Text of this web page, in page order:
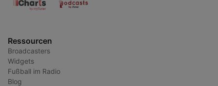
Ressourcen
Broadcasters
Widgets
Fußball im Radio
Blog